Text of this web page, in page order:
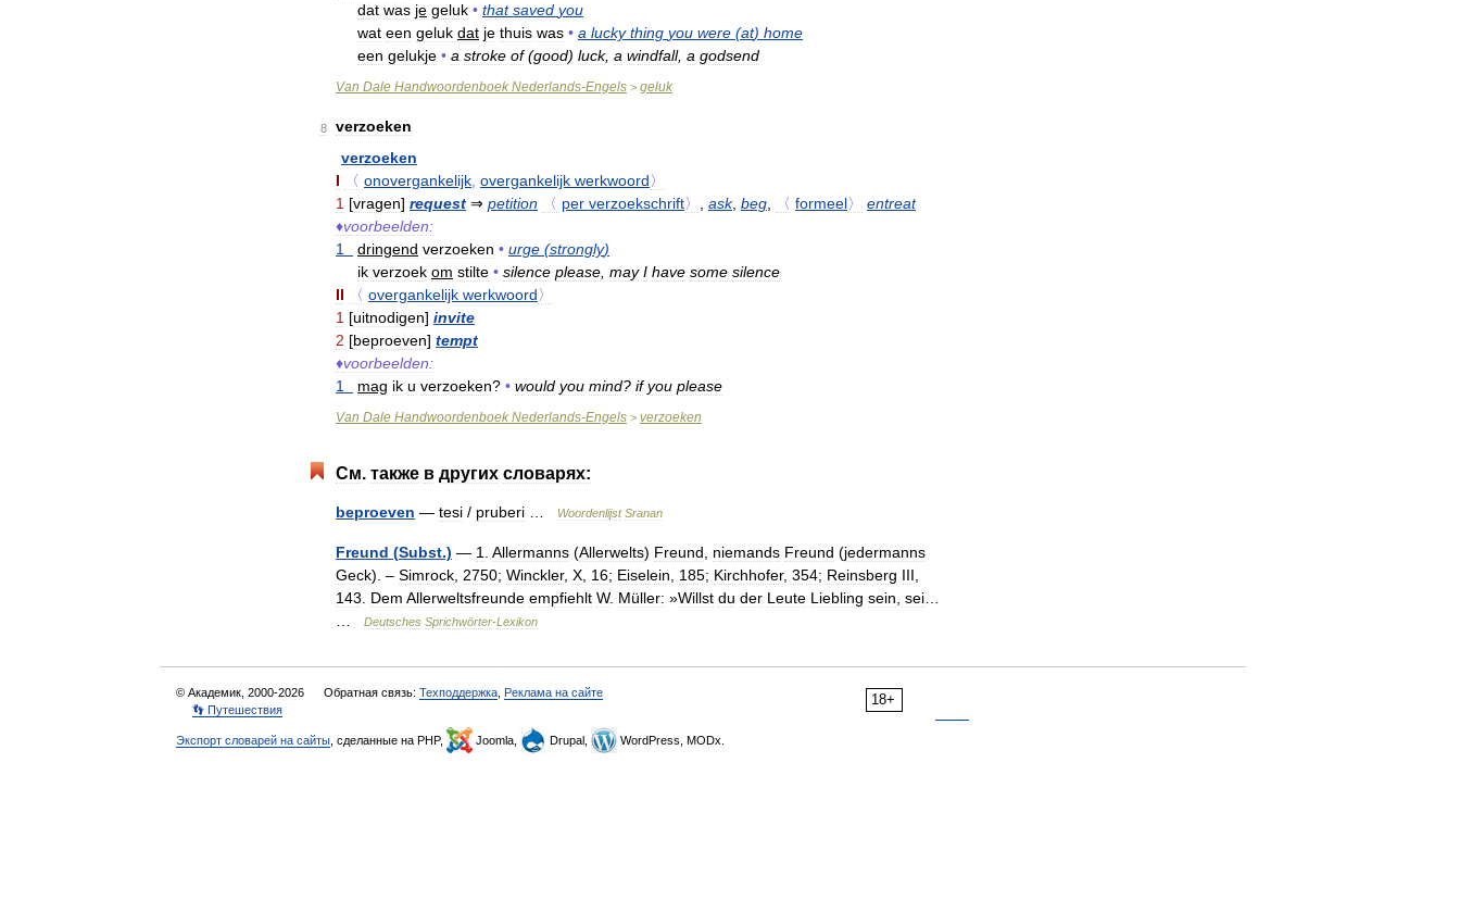
dat was je geluk • that saved you
wat een geluk dat je thuis was • a lucky thing you were (at) home
een gelukje • a stroke of(good) luck, a windfall, a godsend
Van Dale Handwoordenboek Nederlands-Engels > geluk
8
verzoeken
verzoeken
I
〈 onovergankelijk overgankelijk werkwoord〉
1 [vragen] request ⇒ petition 〈 per verzoekschrift〉 ask, beg 〈 formeel〉
entreat
♦voorbeelden:
1
dringend verzoeken • urge (strongly)
ik verzoek om stilte • silence please may I have some silence
II
〈 overgankelijk werkwoord〉
1 [uitnodigen] invite
2 [beproeven] tempt
♦voorbeelden:
1
mag ik u verzoeken? • would you mind? if you please
Van Dale Handwoordenboek Nederlands-Engels > verzoeken
См. также в других словарях:
beproeven — tesi / pruberi Woordenlijst Sranan
Freund (Subst.) — 1 Allermanns (Allerwelts) Freund niemands Freund (jedermanns
Geck). – Simrock 2750; Winckler, X 16; Eiselein 185; Kirchhofer, 354; Reinsberg III
143
Dem Allerweltsfreunde empfiehlt W. Müller: »Willst du der Leute Liebling sein sei
Deutsches Sprichwörter-Lexikon
18+
© Академик, 2000-2026 Обратная связь: Техподдержка Реклама на сайте
👣 Путешествия
Экспорт словарей на сайты , сделанные на PHP, Joomla, Drupal, WordPress, MODx.